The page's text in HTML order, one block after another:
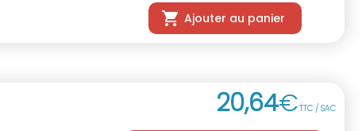
Ajouter au panier
20,64€TTC / SAC